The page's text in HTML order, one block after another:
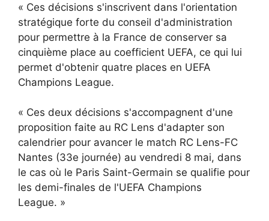
« Ces décisions s'inscrivent dans l'orientation
stratégique forte du conseil d'administration
pour permettre à la France de conserver sa
cinquième place au coefficient UEFA, ce qui lui
permet d'obtenir quatre places en UEFA
Champions League.
« Ces deux décisions s'accompagnent d'une
proposition faite au RC Lens d'adapter son
calendrier pour avancer le match RC Lens-FC
Nantes (33e journée) au vendredi 8 mai, dans
le cas où le Paris Saint-Germain se qualifie pour
les demi-finales de l'UEFA Champions
League. »